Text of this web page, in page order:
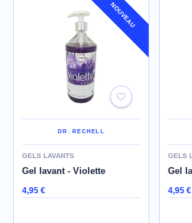
NOUVEAU
DR. RECHELL
GELS LAVANTS
Gel lavant - Violette
4,95 €
GELS
Gel
4,95 €